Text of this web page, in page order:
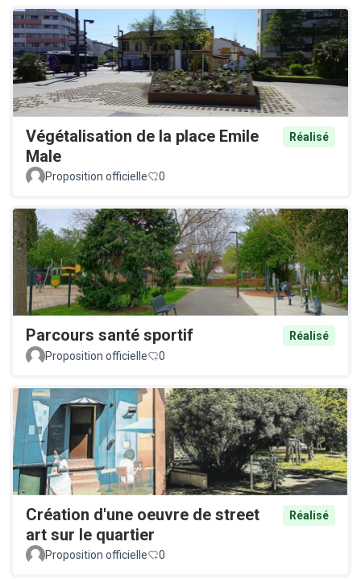
Végétalisation de la place Emile
Male
Réalisé
Proposition officielle 0
Parcours santé sportif
Réalisé
Proposition officielle
0
Création d'une oeuvre de street
art sur le quartier
Réalisé
Proposition officielle 0